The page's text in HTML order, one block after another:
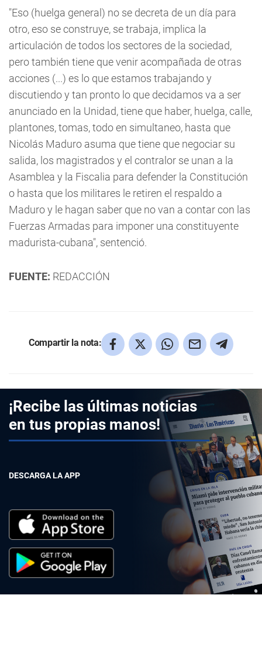
"Eso (huelga general) no se decreta de un día para
otro, eso se construye, se trabaja, implica la
articulación de todos los sectores de la sociedad,
pero también tiene que venir acompañada de otras
acciones (...) es lo que estamos trabajando y
discutiendo y tan pronto lo que decidamos va a ser
anunciado en la Unidad, tiene que haber, huelga, calle,
plantones, tomas, todo en simultaneo, hasta que
Nicolás Maduro asuma que tiene que negociar su
salida, los magistrados y el contralor se unan a la
Asamblea y la Fiscalia para defender la Constitución
o hasta que los militares le retiren el respaldo a
Maduro y le hagan saber que no van a contar con las
Fuerzas Armadas para imponer una constituyente
madurista-cubana", sentenció.
FUENTE: REDACCIÓN
Compartir la nota:
¡Recibe las últimas noticias
en tus propias manos!
DESCARGA LA APP